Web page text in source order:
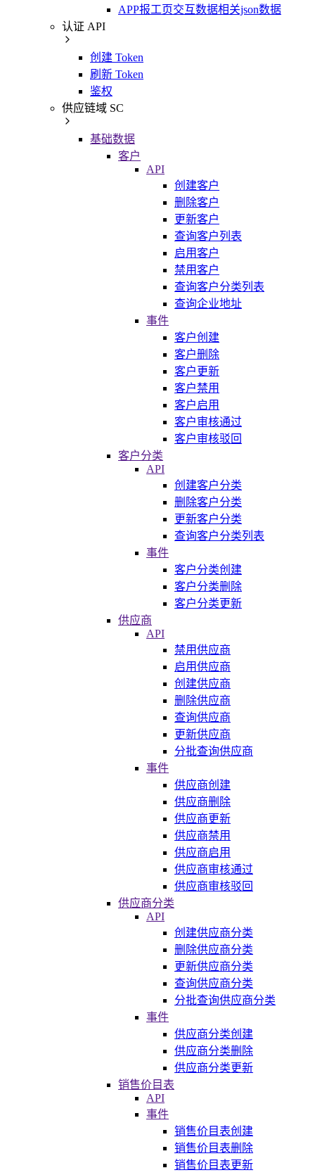
APP报工页交互数据相关json数据
认证 API
创建 Token
刷新 Token
鉴权
供应链域 SC
基础数据
客户
API
创建客户
删除客户
更新客户
查询客户列表
启用客户
禁用客户
查询客户分类列表
查询企业地址
事件
客户创建
客户删除
客户更新
客户禁用
客户启用
客户审核通过
客户审核驳回
客户分类
API
创建客户分类
删除客户分类
更新客户分类
查询客户分类列表
事件
客户分类创建
客户分类删除
客户分类更新
供应商
API
禁用供应商
启用供应商
创建供应商
删除供应商
查询供应商
更新供应商
分批查询供应商
事件
供应商创建
供应商删除
供应商更新
供应商禁用
供应商启用
供应商审核通过
供应商审核驳回
供应商分类
API
创建供应商分类
删除供应商分类
更新供应商分类
查询供应商分类
分批查询供应商分类
事件
供应商分类创建
供应商分类删除
供应商分类更新
销售价目表
API
事件
销售价目表创建
销售价目表删除
销售价目表更新